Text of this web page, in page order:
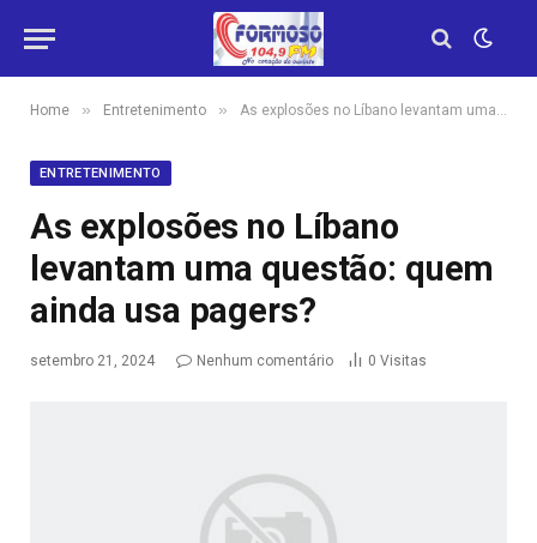
Home » Entretenimento » As explosões no Líbano levantam uma questão: quem ainda usa pagers?
ENTRETENIMENTO
As explosões no Líbano
levantam uma questão: quem
ainda usa pagers?
setembro 21, 2024 Nenhum comentário 0 Visitas